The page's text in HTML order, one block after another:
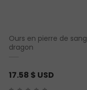
Ours en pierre de sang
dragon
17.58 $ USD